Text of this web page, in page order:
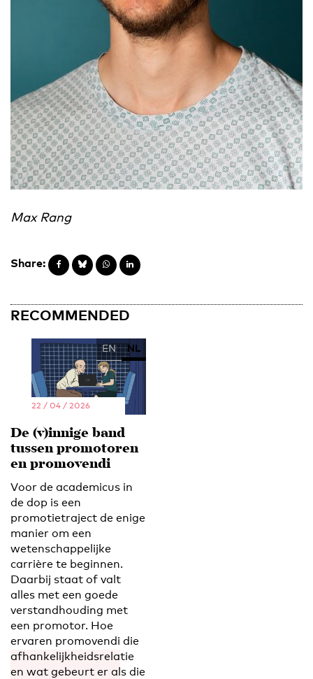
Max Rang
Share:
RECOMMENDED
EN NL
22 / 04 / 2026
De (v)innige band
tussen promotoren
en promovendi
Voor de academicus in
de dop is een
promotietraject de enige
manier om een
wetenschappelijke
carrière te beginnen.
Daarbij staat of valt
alles met een goede
verstandhouding met
een promotor. Hoe
ervaren promovendi die
afhankelijkheidsrelatie
en wat gebeurt er als die